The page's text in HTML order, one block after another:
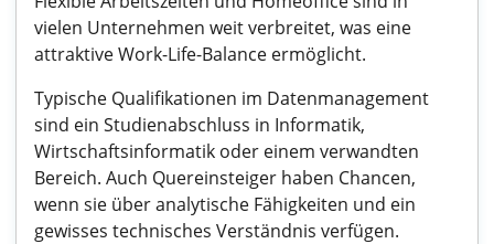
vielen Unternehmen weit verbreitet, was eine
attraktive Work-Life-Balance ermöglicht.
Typische Qualifikationen im Datenmanagement
sind ein Studienabschluss in Informatik,
Wirtschaftsinformatik oder einem verwandten
Bereich. Auch Quereinsteiger haben Chancen,
wenn sie über analytische Fähigkeiten und ein
gewisses technisches Verständnis verfügen.